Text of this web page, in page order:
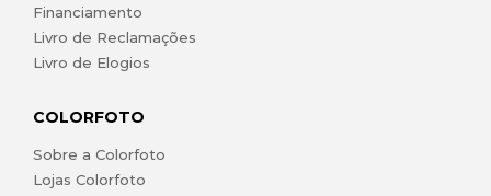
Financiamento
Livro de Reclamações
Livro de Elogios
COLORFOTO
Sobre a Colorfoto
Lojas Colorfoto